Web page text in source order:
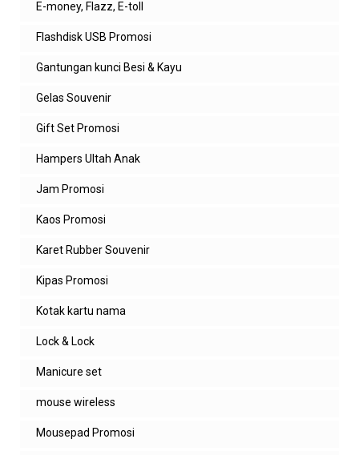
E-money, Flazz, E-toll
Flashdisk USB Promosi
Gantungan kunci Besi & Kayu
Gelas Souvenir
Gift Set Promosi
Hampers Ultah Anak
Jam Promosi
Kaos Promosi
Karet Rubber Souvenir
Kipas Promosi
Kotak kartu nama
Lock & Lock
Manicure set
mouse wireless
Mousepad Promosi